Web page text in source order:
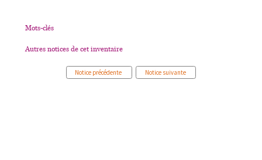
Mots-clés
Autres notices de cet inventaire
Notice précédente Notice suivante